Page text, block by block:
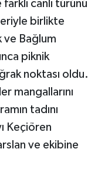
canlı türünü
birlikte
ve Bağlum
piknik
noktası oldu.
mangallarını
tadını
Keçiören
ve ekibine